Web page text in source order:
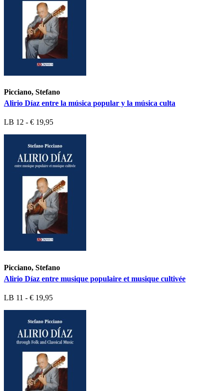
Picciano, Stefano
Alirio Díaz entre la música popular y la música culta
LB 12 - € 19,95
Picciano, Stefano
Alirio Díaz entre musique populaire et musique cultivée
LB 11 - € 19,95